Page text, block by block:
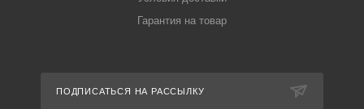
Гарантия на товар
ПОДПИСАТЬСЯ НА РАССЫЛКУ